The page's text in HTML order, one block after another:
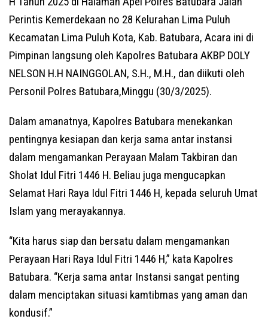
Perintis Kemerdekaan no 28 Kelurahan Lima Puluh
Kecamatan Lima Puluh Kota, Kab. Batubara, Acara ini di
Pimpinan langsung oleh Kapolres Batubara AKBP DOLY
NELSON H.H NAINGGOLAN, S.H., M.H., dan diikuti oleh
Personil Polres Batubara,Minggu (30/3/2025).
Dalam amanatnya, Kapolres Batubara menekankan
pentingnya kesiapan dan kerja sama antar instansi
dalam mengamankan Perayaan Malam Takbiran dan
Sholat Idul Fitri 1446 H. Beliau juga mengucapkan
Selamat Hari Raya Idul Fitri 1446 H, kepada seluruh Umat
Islam yang merayakannya.
“Kita harus siap dan bersatu dalam mengamankan
Perayaan Hari Raya Idul Fitri 1446 H,” kata Kapolres
Batubara. “Kerja sama antar Instansi sangat penting
dalam menciptakan situasi kamtibmas yang aman dan
kondusif.”